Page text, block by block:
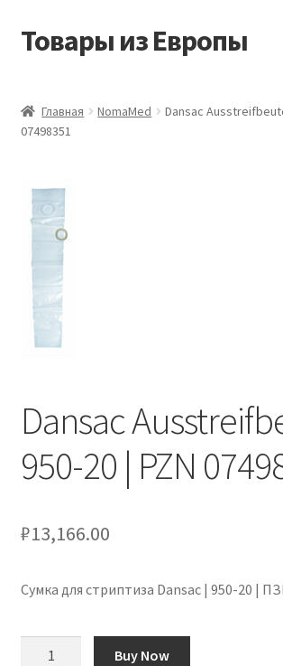
Перейти
Перейти
Товары из Европы
Виды доставки
Контакты
Корзина
Мой аккаунт
Оформление заказа
Подтверждение заказа
Главная NomaMed
Dansac
07498351
Dansac
950-20 | PZN
₽13,166.00
Сумка для стриптиза Dansac | 950-20 |
Buy Now